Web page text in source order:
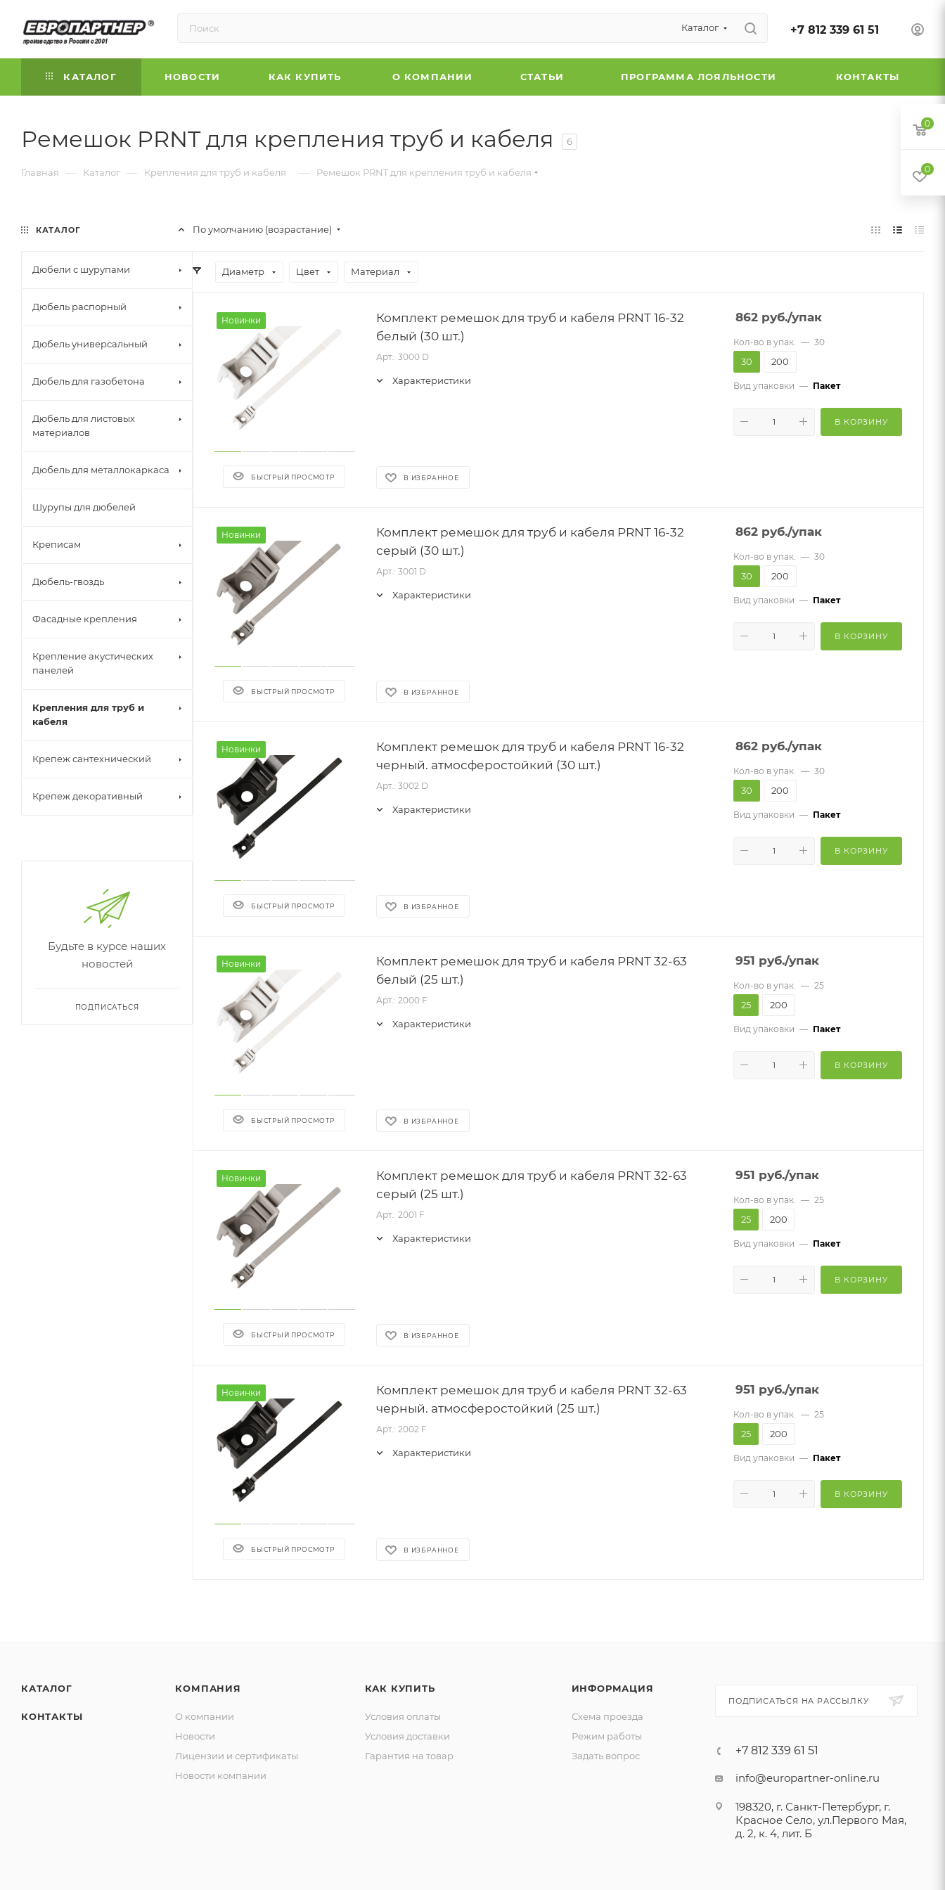
Каталог +7 812 339 61 51
КАТАЛОГ НОВОСТИ КАК КУПИТЬ О КОМПАНИИ СТАТЬИ ПРОГРАММА ЛОЯЛЬНОСТИ КОНТАКТЫ
Ремешок PRNT для крепления труб и кабеля 6
Главная — Каталог — Крепления для труб и кабеля — Ремешок PRNT для крепления труб и кабеля
По умолчанию (возрастание)
Диаметр Цвет Материал
Новинки
БЫСТРЫЙ ПРОСМОТР
Комплект ремешок для труб и кабеля PRNT 16-32
белый (30 шт.)
Арт.: 3000 D
Характеристики
В ИЗБРАННОЕ
862 руб./упак
Кол-во в упак. — 30
30 200
Вид упаковки — Пакет
В КОРЗИНУ
Новинки
БЫСТРЫЙ ПРОСМОТР
Комплект ремешок для труб и кабеля PRNT 16-32
серый (30 шт.)
Арт.: 3001 D
Характеристики
В ИЗБРАННОЕ
862 руб./упак
Кол-во в упак. — 30
30 200
Вид упаковки — Пакет
В КОРЗИНУ
Новинки
БЫСТРЫЙ ПРОСМОТР
Комплект ремешок для труб и кабеля PRNT 16-32
черный. атмосферостойкий (30 шт.)
Арт.: 3002 D
Характеристики
В ИЗБРАННОЕ
862 руб./упак
Кол-во в упак. — 30
30 200
Вид упаковки — Пакет
В КОРЗИНУ
Новинки
БЫСТРЫЙ ПРОСМОТР
Комплект ремешок для труб и кабеля PRNT 32-63
белый (25 шт.)
Арт.: 2000 F
Характеристики
В ИЗБРАННОЕ
951 руб./упак
Кол-во в упак. — 25
25 200
Вид упаковки — Пакет
В КОРЗИНУ
Новинки
БЫСТРЫЙ ПРОСМОТР
Комплект ремешок для труб и кабеля PRNT 32-63
серый (25 шт.)
Арт.: 2001 F
Характеристики
В ИЗБРАННОЕ
951 руб./упак
Кол-во в упак. — 25
25 200
Вид упаковки — Пакет
В КОРЗИНУ
Новинки
БЫСТРЫЙ ПРОСМОТР
Комплект ремешок для труб и кабеля PRNT 32-63
черный. атмосферостойкий (25 шт.)
Арт.: 2002 F
Характеристики
В ИЗБРАННОЕ
951 руб./упак
Кол-во в упак. — 25
25 200
Вид упаковки — Пакет
В КОРЗИНУ
КАТАЛОГ
Дюбели с шурупами
Дюбель распорный
Дюбель универсальный
Дюбель для газобетона
Дюбель для листовых
материалов
Дюбель для металлокаркаса
Шурупы для дюбелей
Креписам
Дюбель-гвоздь
Фасадные крепления
Крепление акустических
панелей
Крепления для труб и
кабеля
Крепеж сантехнический
Крепеж декоративный
Будьте в курсе наших
новостей
ПОДПИСАТЬСЯ
КАТАЛОГ
КОНТАКТЫ
КОМПАНИЯ
О компании
Новости
Лицензии и сертификаты
Новости компании
КАК КУПИТЬ
Условия оплаты
Условия доставки
Гарантия на товар
ИНФОРМАЦИЯ
Схема проезда
Режим работы
Задать вопрос
ПОДПИСАТЬСЯ НА РАССЫЛКУ
+7 812 339 61 51
info@europartner-online.ru
198320, г. Санкт-Петербург, г.
Красное Село, ул.Первого Мая,
д. 2, к. 4, лит. Б
0
0